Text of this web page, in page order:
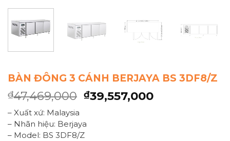
BÀN ĐÔNG 3 CÁNH BERJAYA BS 3DF8/Z
₫47,469,000 ₫39,557,000
– Xuất xứ: Malaysia
– Nhãn hiệu: Berjaya
– Model: BS 3DF8/Z